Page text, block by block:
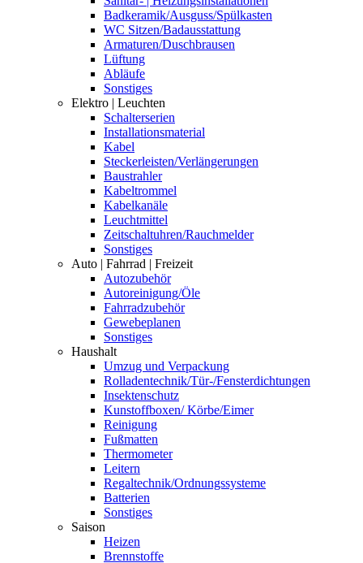
Badkeramik/Ausguss/Spülkasten
WC Sitzen/Badausstattung
Armaturen/Duschbrausen
Lüftung
Abläufe
Sonstiges
Elektro | Leuchten
Schalterserien
Installationsmaterial
Kabel
Steckerleisten/Verlängerungen
Baustrahler
Kabeltrommel
Kabelkanäle
Leuchtmittel
Zeitschaltuhren/Rauchmelder
Sonstiges
Auto | Fahrrad | Freizeit
Autozubehör
Autoreinigung/Öle
Fahrradzubehör
Gewebeplanen
Sonstiges
Haushalt
Umzug und Verpackung
Rolladentechnik/Tür-/Fensterdichtungen
Insektenschutz
Kunstoffboxen/ Körbe/Eimer
Reinigung
Fußmatten
Thermometer
Leitern
Regaltechnik/Ordnungssysteme
Batterien
Sonstiges
Saison
Heizen
Brennstoffe